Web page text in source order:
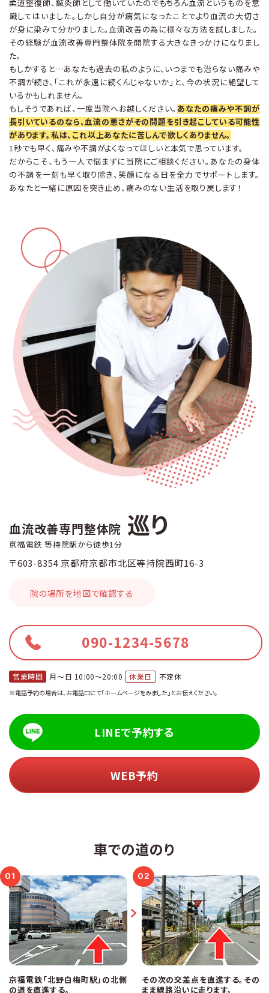
柔道整復師、鍼灸師として働いていたのでもちろん血流というものを意
識してはいました。しかし自分が病気になったことでより血流の大切さ
が身に染みて分かりました。血流改善の為に様々な方法を試しました。
その経験が血流改善専門整体院を開院する大きなきっかけになりまし
た。
もしかすると…あなたも過去の私のように、いつまでも治らない痛みや
不調が続き、「これが永遠に続くんじゃないか」と、今の状況に絶望して
いるかもしれません。
もしそうであれば、一度当院へお越しください。 あなたの痛みや不調が
長引いているのなら、血流の悪さがその問題を引き起こしている可能性
があります。私は、これ以上あなたに苦しんで欲しくありません。
1秒でも早く、痛みや不調がよくなってほしいと本気で思っています。
だからこそ、もう一人で悩まずに当院にご相談ください。あなたの身体
の不調を一刻も早く取り除き、笑顔になる日を全力でサポートします。
あなたと一緒に原因を突き止め、痛みのない生活を取り戻します！
血流改善専門整体院 巡り
京福電鉄 等持院駅から徒歩1分
〒603-8354 京都府京都市北区等持院西町16-3
院の場所を地図で確認する
090-1234-5678
営業時間 月〜日 10:00〜20:00 休業日 不定休
※電話予約の場合は、お電話口にて「ホームページをみました」とお伝えください。
LINEで予約する
WEB予約
車での道のり
01
京福電鉄「北野白梅町駅」の北側
の道を直進する。
02
その次の交差点を直進する。その
まま線路沿いに走ります。